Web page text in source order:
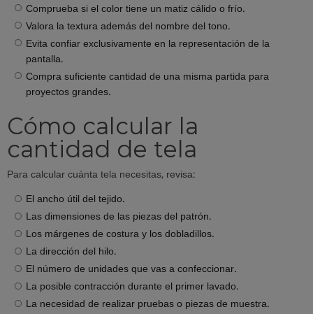
Comprueba si el color tiene un matiz cálido o frío.
Valora la textura además del nombre del tono.
Evita confiar exclusivamente en la representación de la
pantalla.
Compra suficiente cantidad de una misma partida para
proyectos grandes.
Cómo calcular la
cantidad de tela
Para calcular cuánta tela necesitas, revisa:
El ancho útil del tejido.
Las dimensiones de las piezas del patrón.
Los márgenes de costura y los dobladillos.
La dirección del hilo.
El número de unidades que vas a confeccionar.
La posible contracción durante el primer lavado.
La necesidad de realizar pruebas o piezas de muestra.